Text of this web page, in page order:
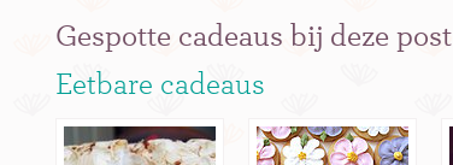
Gespotte cadeaus bij deze post
Eetbare cadeaus